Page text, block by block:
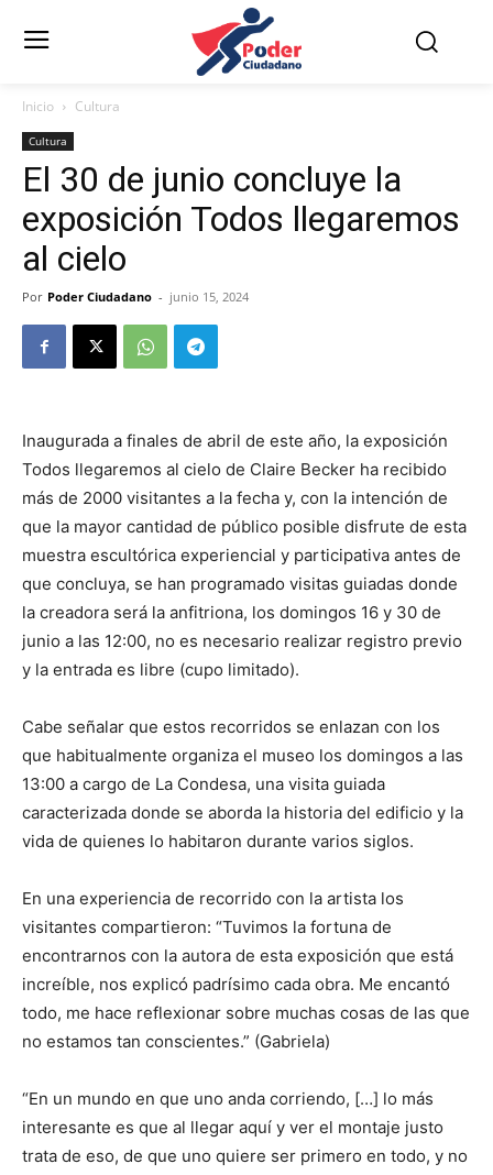
Inicio Cultura
Cultura
El 30 de junio concluye la
exposición Todos llegaremos
al cielo
Por Poder Ciudadano - junio 15, 2024
Inaugurada a finales de abril de este año, la exposición
Todos llegaremos al cielo de Claire Becker ha recibido
más de 2000 visitantes a la fecha y, con la intención de
que la mayor cantidad de público posible disfrute de esta
muestra escultórica experiencial y participativa antes de
que concluya, se han programado visitas guiadas donde
la creadora será la anfitriona, los domingos 16 y 30 de
junio a las 12:00, no es necesario realizar registro previo
y la entrada es libre (cupo limitado).
Cabe señalar que estos recorridos se enlazan con los
que habitualmente organiza el museo los domingos a las
13:00 a cargo de La Condesa, una visita guiada
caracterizada donde se aborda la historia del edificio y la
vida de quienes lo habitaron durante varios siglos.
En una experiencia de recorrido con la artista los
visitantes compartieron: “Tuvimos la fortuna de
encontrarnos con la autora de esta exposición que está
increíble, nos explicó padrísimo cada obra. Me encantó
todo, me hace reflexionar sobre muchas cosas de las que
no estamos tan conscientes.” (Gabriela)
“En un mundo en que uno anda corriendo, […] lo más
interesante es que al llegar aquí y ver el montaje justo
trata de eso, de que uno quiere ser primero en todo, y no